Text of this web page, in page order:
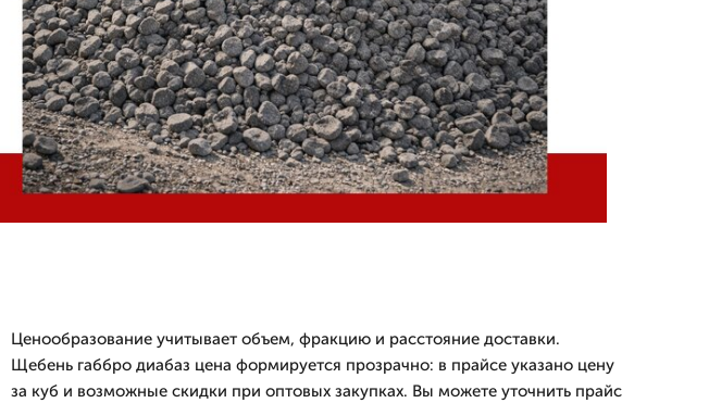
Ценообразование учитывает объем, фракцию и расстояние доставки.
Щебень габбро диабаз цена формируется прозрачно: в прайсе указано цену
за куб и возможные скидки при оптовых закупках. Вы можете уточнить прайс